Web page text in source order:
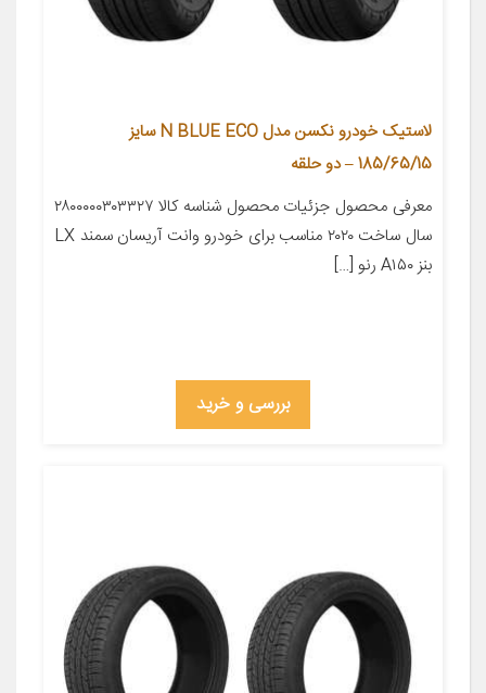
لاستیک خودرو نکسن مدل N BLUE ECO سایز
185/65/15 – دو حلقه
معرفی محصول جزئیات محصول شناسه کالا ۲۸۰۰۰۰۰۳۰۳۳۲۷
سال ساخت ۲۰۲۰ مناسب برای خودرو وانت آریسان سمند LX
بنز A۱۵۰ رنو […]
بررسی و خرید